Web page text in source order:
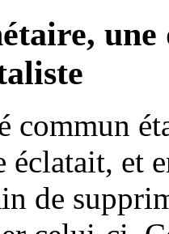
une
commun
éclatait, et
de